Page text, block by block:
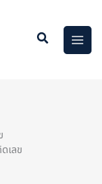
เลข